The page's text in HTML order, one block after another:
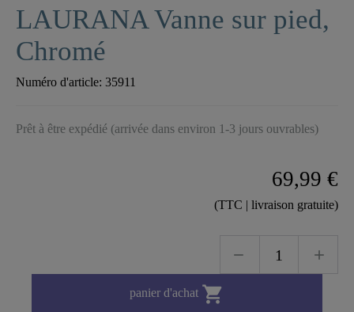
LAURANA Vanne sur pied,
Chromé
Numéro d'article: 35911
Prêt à être expédié (arrivée dans environ 1-3 jours ouvrables)
69,99 €
(TTC | livraison gratuite)
panier d'achat 